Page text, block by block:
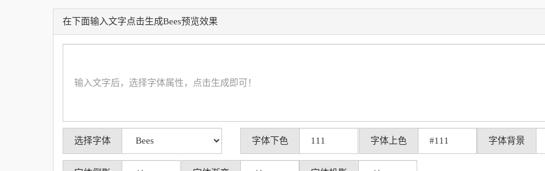
在下面输入文字点击生成Bees预览效果
选择字体 字体下色 字体上色 字体背景